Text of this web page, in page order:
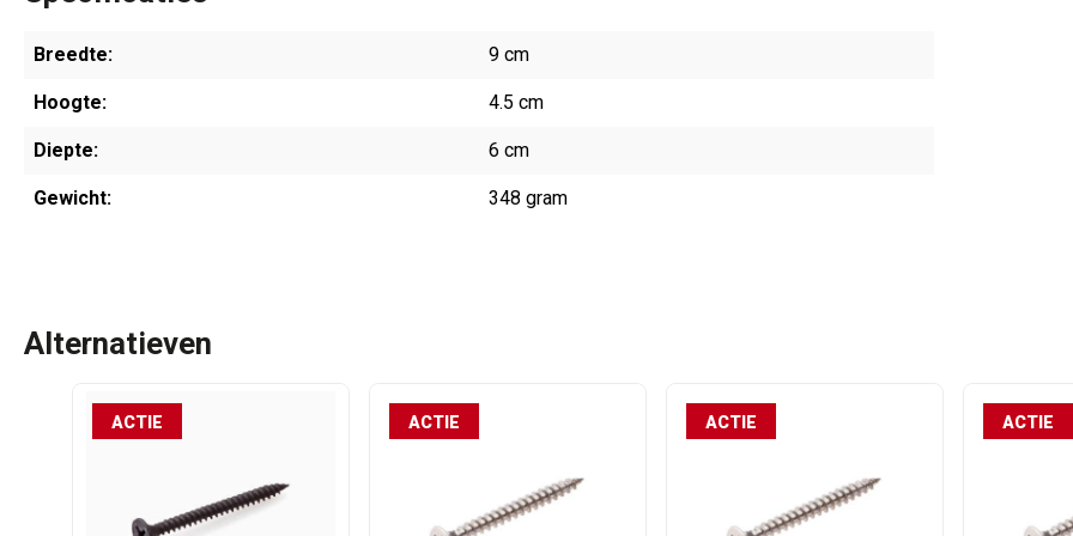
Breedte: 9 cm
Hoogte: 4.5 cm
Diepte: 6 cm
Gewicht: 348 gram
Alternatieven
ACTIE ACTIE ACTIE ACTIE